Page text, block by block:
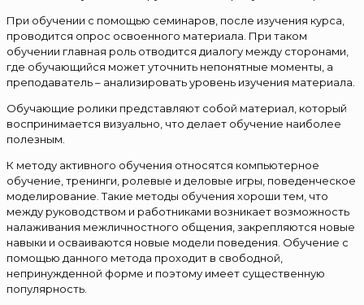
При обучении с помощью семинаров, после изучения курса,
проводится опрос освоенного материала. При таком
обучении главная роль отводится диалогу между сторонами,
где обучающийся может уточнить непонятные моменты, а
преподаватель – анализировать уровень изучения материала.
Обучающие ролики представляют собой материал, который
воспринимается визуально, что делает обучение наиболее
полезным.
К методу активного обучения относятся компьютерное
обучение, тренинги, ролевые и деловые игры, поведенческое
моделирование. Такие методы обучения хороши тем, что
между руководством и работниками возникает возможность
налаживания межличностного общения, закрепляются новые
навыки и осваиваются новые модели поведения. Обучение с
помощью данного метода проходит в свободной,
непринужденной форме и поэтому имеет существенную
популярность.